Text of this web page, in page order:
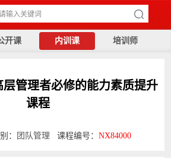
开课 内训课 培训师
层管理者必修的能力素质提升
课程
： 团队管理 课程编号： NX84000